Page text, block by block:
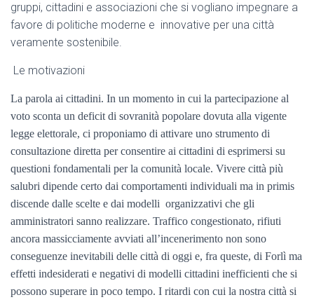
gruppi, cittadini e associazioni che si vogliano impegnare a
favore di politiche moderne e innovative per una città
veramente sostenibile.
Le motivazioni
La parola ai cittadini. In un momento in cui la partecipazione al
voto sconta un deficit di sovranità popolare dovuta alla vigente
legge elettorale, ci proponiamo di attivare uno strumento di
consultazione diretta per consentire ai cittadini di esprimersi su
questioni fondamentali per la comunità locale. Vivere città più
salubri dipende certo dai comportamenti individuali ma in primis
discende dalle scelte e dai modelli organizzativi che gli
amministratori sanno realizzare. Traffico congestionato, rifiuti
ancora massicciamente avviati all’incenerimento non sono
conseguenze inevitabili delle città di oggi e, fra queste, di Forlì ma
effetti indesiderati e negativi di modelli cittadini inefficienti che si
possono superare in poco tempo. I ritardi con cui la nostra città si